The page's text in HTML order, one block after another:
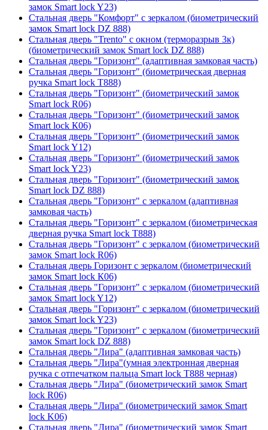
замок Smart lock Y23)
Стальная дверь "Комфорт" с зеркалом (биометрический
замок Smart lock DZ 888)
Стальная дверь "Trento" с окном (терморазрыв 3к)
(биометрический замок Smart lock DZ 888)
Стальная дверь "Горизонт" (адаптивная замковая часть)
Стальная дверь "Горизонт" (биометрическая дверная
ручка Smart lock T888)
Стальная дверь "Горизонт" (биометрический замок
Smart lock R06)
Стальная дверь "Горизонт" (биометрический замок
Smart lock К06)
Стальная дверь "Горизонт" (биометрический замок
Smart lock Y12)
Стальная дверь "Горизонт" (биометрический замок
Smart lock Y23)
Стальная дверь "Горизонт" (биометрический замок
Smart lock DZ 888)
Стальная дверь "Горизонт" с зеркалом (адаптивная
замковая часть)
Стальная дверь "Горизонт" с зеркалом (биометрическая
дверная ручка Smart lock T888)
Стальная дверь "Горизонт" с зеркалом (биометрический
замок Smart lock R06)
Стальная дверь Горизонт с зеркалом (биометрический
замок Smart lock К06)
Стальная дверь "Горизонт" с зеркалом (биометрический
замок Smart lock Y12)
Стальная дверь "Горизонт" с зеркалом (биометрический
замок Smart lock Y23)
Стальная дверь "Горизонт" с зеркалом (биометрический
замок Smart lock DZ 888)
Стальная дверь "Лира" (адаптивная замковая часть)
Стальная дверь "Лира"(умная электронная дверная
ручка с отпечатком пальца Smart lock T888 черная)
Стальная дверь "Лира" (биометрический замок Smart
lock R06)
Стальная дверь "Лира" (биометрический замок Smart
lock K06)
Стальная дверь "Лира" (биометрический замок Smart